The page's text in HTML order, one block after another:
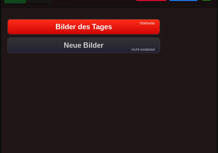
Bilder des Tages Startseite
Neue Bilder
nicht moderiert